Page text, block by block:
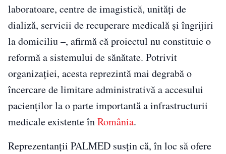
laboratoare, centre de imagistică, unități de
dializă, servicii de recuperare medicală și îngrijiri
la domiciliu –, afirmă că proiectul nu constituie o
reformă a sistemului de sănătate. Potrivit
organizației, acesta reprezintă mai degrabă o
încercare de limitare administrativă a accesului
pacienților la o parte importantă a infrastructurii
medicale existente înRomânia.
Reprezentanții PALMED susțin că, în loc să ofere